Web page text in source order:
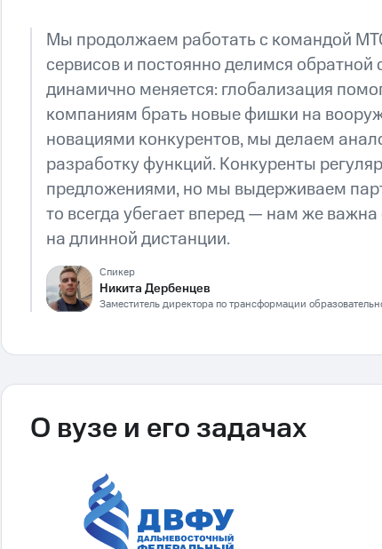
Мы продолжаем работать с командой
сервисов и постоянно делимся
динамично меняется: глобализация
компаниям брать новые фишки на
новациями конкурентов, мы делаем
разработку функций. Конкуренты
предложениями, но мы выдерживаем
то всегда убегает вперед — нам же важна
на длинной дистанции.
Спикер
Никита Дербенцев
Заместитель директора по трансформации
О вузе и его задачах